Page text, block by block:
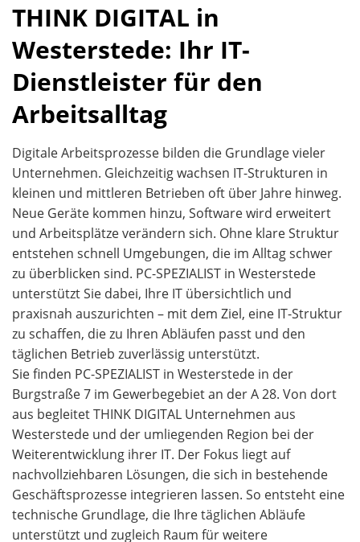
THINK DIGITAL in
Westerstede: Ihr IT-
Dienstleister für den
Arbeitsalltag
Digitale Arbeitsprozesse bilden die Grundlage vieler
Unternehmen. Gleichzeitig wachsen IT-Strukturen in
kleinen und mittleren Betrieben oft über Jahre hinweg.
Neue Geräte kommen hinzu, Software wird erweitert
und Arbeitsplätze verändern sich. Ohne klare Struktur
entstehen schnell Umgebungen, die im Alltag schwer
zu überblicken sind. PC-SPEZIALIST in Westerstede
unterstützt Sie dabei, Ihre IT übersichtlich und
praxisnah auszurichten – mit dem Ziel, eine IT-Struktur
zu schaffen, die zu Ihren Abläufen passt und den
täglichen Betrieb zuverlässig unterstützt.
Sie finden PC-SPEZIALIST in Westerstede in der
Burgstraße 7 im Gewerbegebiet an der A 28. Von dort
aus begleitet THINK DIGITAL Unternehmen aus
Westerstede und der umliegenden Region bei der
Weiterentwicklung ihrer IT. Der Fokus liegt auf
nachvollziehbaren Lösungen, die sich in bestehende
Geschäftsprozesse integrieren lassen. So entsteht eine
technische Grundlage, die Ihre täglichen Abläufe
unterstützt und zugleich Raum für weitere